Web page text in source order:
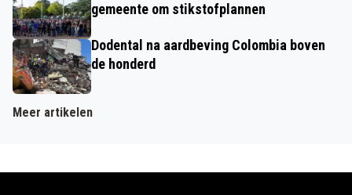
gemeente om stikstofplannen
Dodental na aardbeving Colombia boven
de honderd
Meer artikelen